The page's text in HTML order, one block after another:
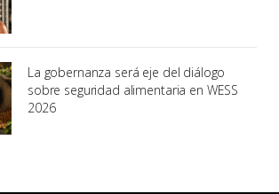
La gobernanza será eje del diálogo
sobre seguridad alimentaria en WESS
2026